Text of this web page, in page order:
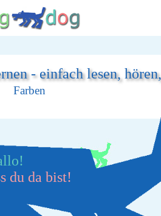
- einfach lesen,
Farben
du da bist!